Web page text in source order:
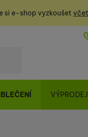
si e-shop vyzkoušet
VÝPRODEJ